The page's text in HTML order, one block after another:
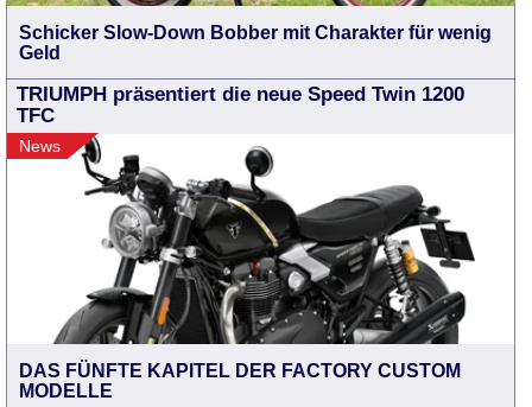
Schicker Slow-Down Bobber mit Charakter für wenig
Geld
TRIUMPH präsentiert die neue Speed Twin 1200
TFC
News
DAS FÜNFTE KAPITEL DER FACTORY CUSTOM
MODELLE